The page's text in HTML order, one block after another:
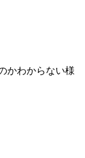
かわからない様